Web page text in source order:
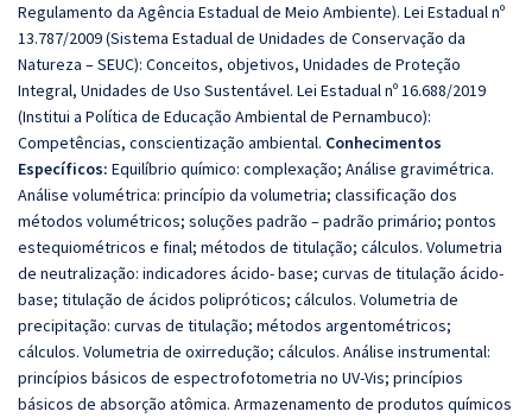
Regulamento da Agência Estadual de Meio Ambiente). Lei Estadual nº
13.787/2009 (Sistema Estadual de Unidades de Conservação da
Natureza – SEUC): Conceitos, objetivos, Unidades de Proteção
Integral, Unidades de Uso Sustentável. Lei Estadual nº 16.688/2019
(Institui a Política de Educação Ambiental de Pernambuco):
Competências, conscientização ambiental. Conhecimentos
Específicos: Equilíbrio químico: complexação; Análise gravimétrica.
Análise volumétrica: princípio da volumetria; classificação dos
métodos volumétricos; soluções padrão – padrão primário; pontos
estequiométricos e final; métodos de titulação; cálculos. Volumetria
de neutralização: indicadores ácido- base; curvas de titulação ácido-
base; titulação de ácidos polipróticos; cálculos. Volumetria de
precipitação: curvas de titulação; métodos argentométricos;
cálculos. Volumetria de oxirredução; cálculos. Análise instrumental:
princípios básicos de espectrofotometria no UV-Vis; princípios
básicos de absorção atômica. Armazenamento de produtos químicos